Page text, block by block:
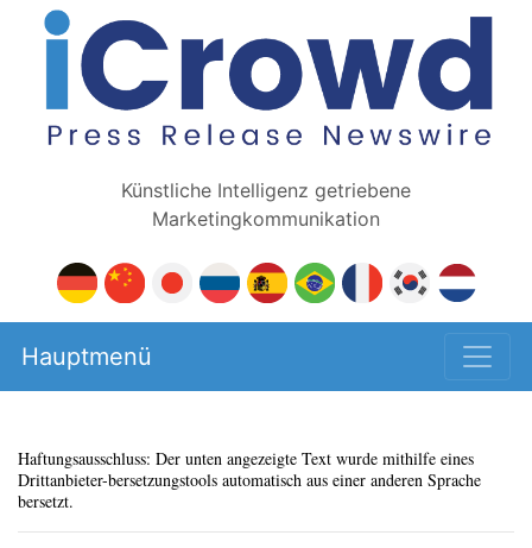
Künstliche Intelligenz getriebene
Marketingkommunikation
Hauptmenü
Haftungsausschluss: Der unten angezeigte Text wurde mithilfe eines
Drittanbieter-bersetzungstools automatisch aus einer anderen Sprache
bersetzt.